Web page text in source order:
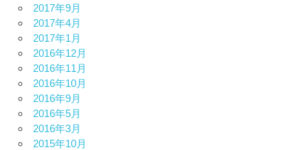
2017年9月
2017年4月
2017年1月
2016年12月
2016年11月
2016年10月
2016年9月
2016年5月
2016年3月
2015年10月